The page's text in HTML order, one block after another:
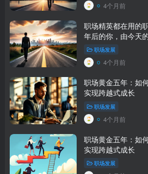
4个月前
职场精英都在用的
年后的你，由今天
职场发展
4个月前
职场黄金五年：如
实现跨越式成长
职场发展
4个月前
职场黄金五年：如
实现跨越式成长
职场发展